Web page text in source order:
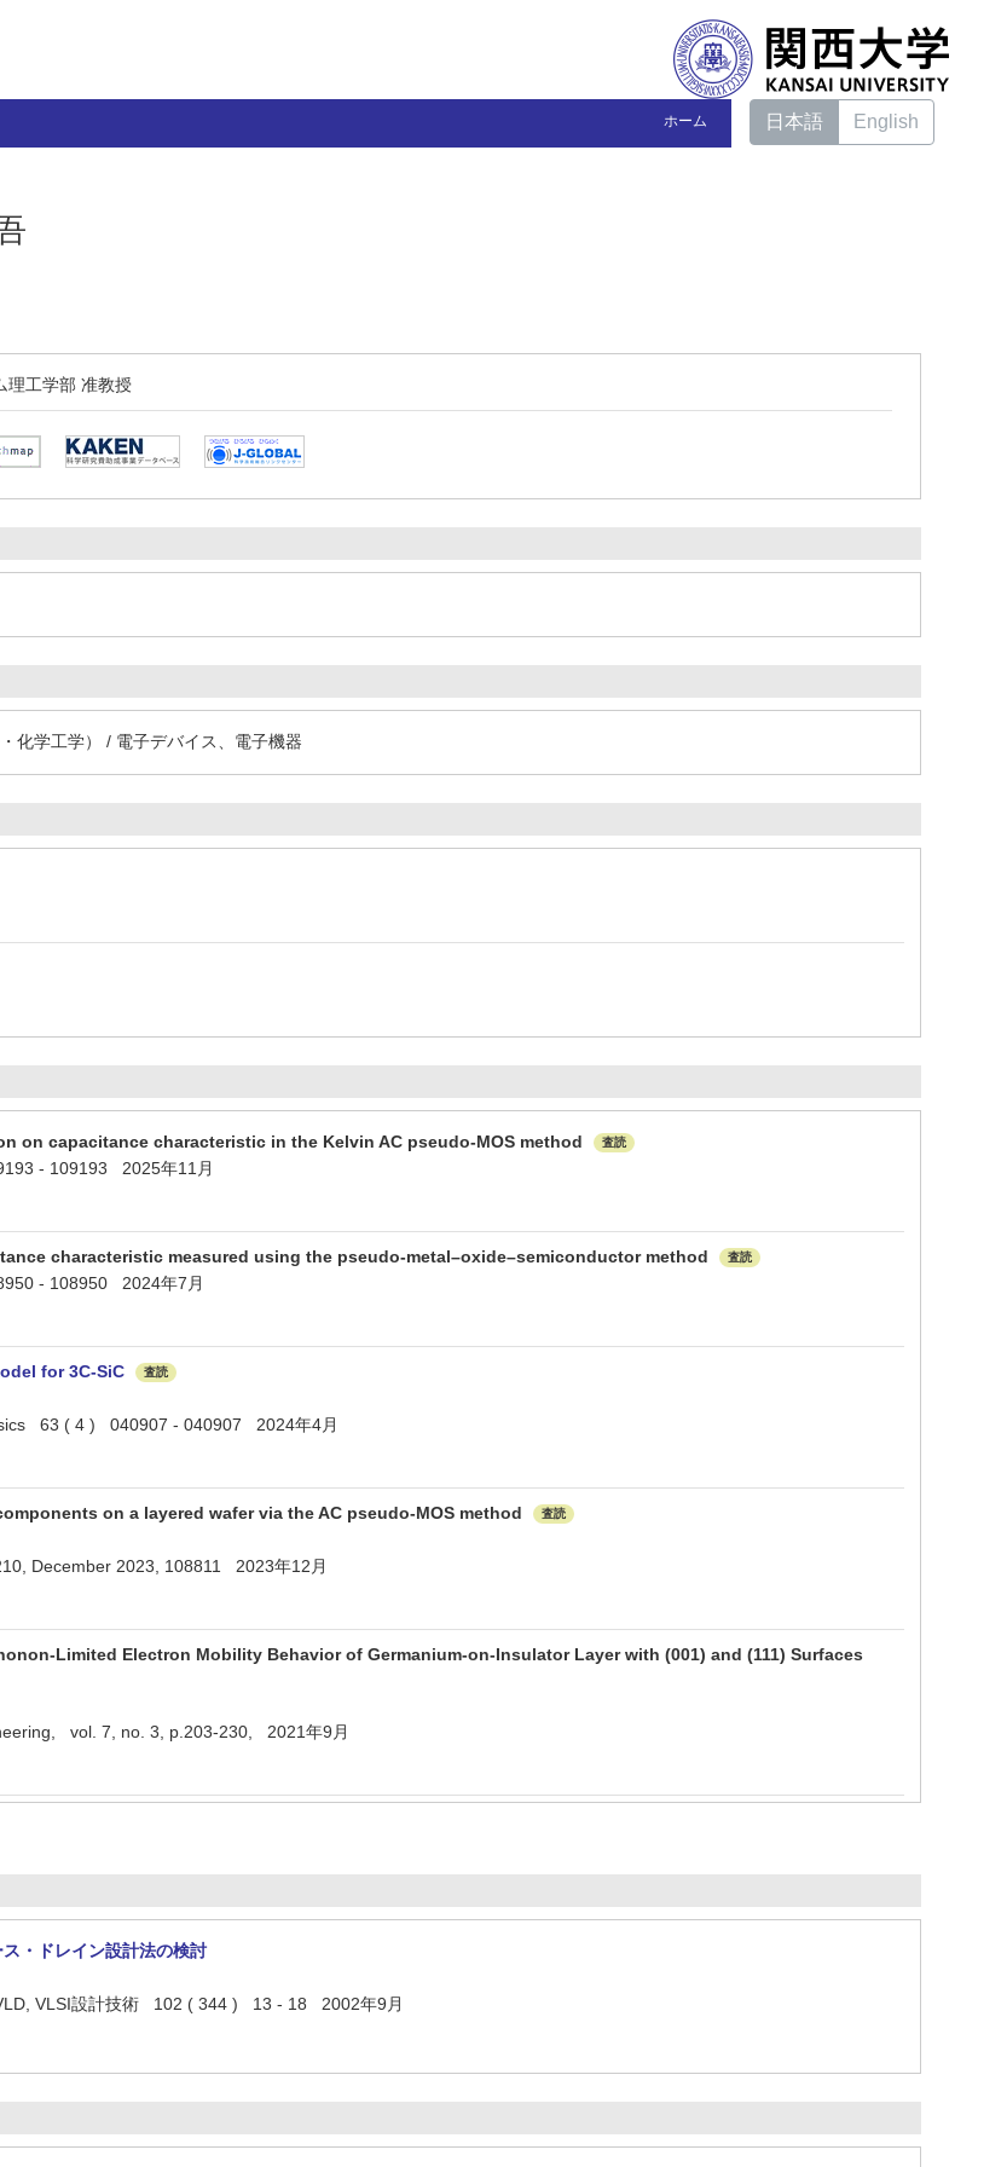
ホーム 日本語 English
理工学部 准教授
化学工学） / 電子デバイス、電子機器
on capacitance characteristic in the Kelvin AC pseudo-MOS method 査読
- 109193 2025年11月
characteristic measured using the pseudo-metal–oxide–semiconductor method 査読
- 108950 2024年7月
for 3C-SiC 査読
63 ( 4 ) 040907 - 040907 2024年4月
on a layered wafer via the AC pseudo-MOS method 査読
December 2023, 108811 2023年12月
Limited Electron Mobility Behavior of Germanium-on-Insulator Layer with (001) and (111) Surfaces
vol. 7, no. 3, p.203-230, 2021年9月
・ドレイン設計法の検討
VLSI設計技術 102 ( 344 ) 13 - 18 2002年9月